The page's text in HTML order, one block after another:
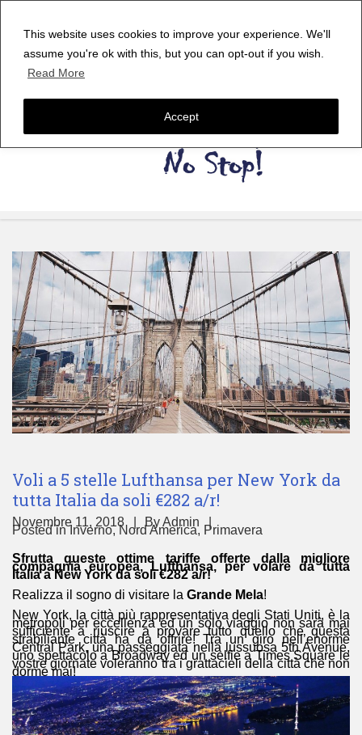
This website uses cookies to improve your experience. We'll
assume you're ok with this, but you can opt-out if you wish.
Read More
Accept
Voli a 5 stelle Lufthansa per New York da
tutta Italia da soli €282 a/r!
Novembre 11, 2018 ByAdmin
Posted inInverno,Nord America, Primavera
Sfrutta queste ottime tariffe offerte dalla migliore
compagnia europea, Lufthansa, per volare da tutta
Italia a New York da soli €282 a/r!
Realizza il sogno di visitare la Grande Mela!
New York, la città più rappresentativa degli Stati Uniti, è la
metropoli per eccellenza ed un solo viaggio non sarà mai
sufficiente a riuscire a provare tutto quello che questa
strabiliante città ha da offrire! Tra un giro nell’enorme
Central Park, una passeggiata nella lussuosa 5th Avenue,
uno spettacolo a Broadway ed un selfie a Times Square le
vostre giornate voleranno tra i grattacieli della città che non
dorme mai!